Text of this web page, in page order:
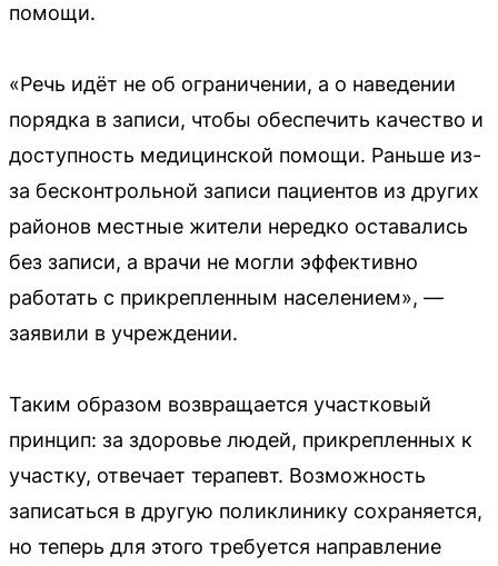
помощи.
«Речь идёт не об ограничении, а о наведении
порядка в записи, чтобы обеспечить качество и
доступность медицинской помощи. Раньше из-
за бесконтрольной записи пациентов из других
районов местные жители нередко оставались
без записи, а врачи не могли эффективно
работать с прикрепленным населением», —
заявили в учреждении.
Таким образом возвращается участковый
принцип: за здоровье людей, прикрепленных к
участку, отвечает терапевт. Возможность
записаться в другую поликлинику сохраняется,
но теперь для этого требуется направление